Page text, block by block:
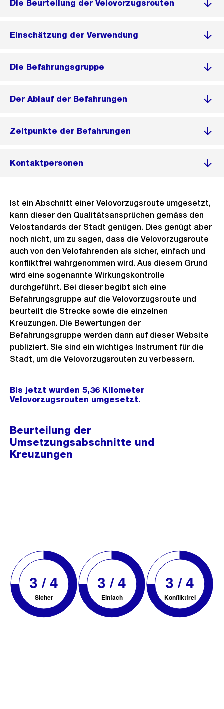
Die Beurteilung der Velovorzugsrouten
Einschätzung der Verwendung
Die Befahrungsgruppe
Der Ablauf der Befahrungen
Zeitpunkte der Befahrungen
Kontaktpersonen
Ist ein Abschnitt einer Velovorzugsroute umgesetzt,
kann dieser den Qualitätsansprüchen gemäss den
Velostandards der Stadt genügen. Dies genügt aber
noch nicht, um zu sagen, dass die Velovorzugsroute
auch von den Velofahrenden als sicher, einfach und
konfliktfrei wahrgenommen wird. Aus diesem Grund
wird eine sogenannte Wirkungskontrolle
durchgeführt. Bei dieser begibt sich eine
Befahrungsgruppe auf die Velovorzugsroute und
beurteilt die Strecke sowie die einzelnen
Kreuzungen. Die Bewertungen der
Befahrungsgruppe werden dann auf dieser Website
publiziert. Sie sind ein wichtiges Instrument für die
Stadt, um die Velovorzugsrouten zu verbessern.
Bis jetzt wurden 5,36 Kilometer
Velovorzugsrouten umgesetzt.
Beurteilung der
Umsetzungsabschnitte und
Kreuzungen